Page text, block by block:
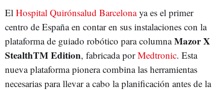
El Hospital Quirónsalud Barcelonaya es el primer
centro de España en contar en sus instalaciones con la
plataforma de guiado robótico para columnaMazor X
StealthTM Edition, fabricada porMedtronic. Esta
nueva plataforma pionera combina las herramientas
necesarias para llevar a cabo la planificación antes de la